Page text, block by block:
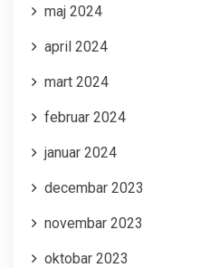
maj 2024
april 2024
mart 2024
februar 2024
januar 2024
decembar 2023
novembar 2023
oktobar 2023